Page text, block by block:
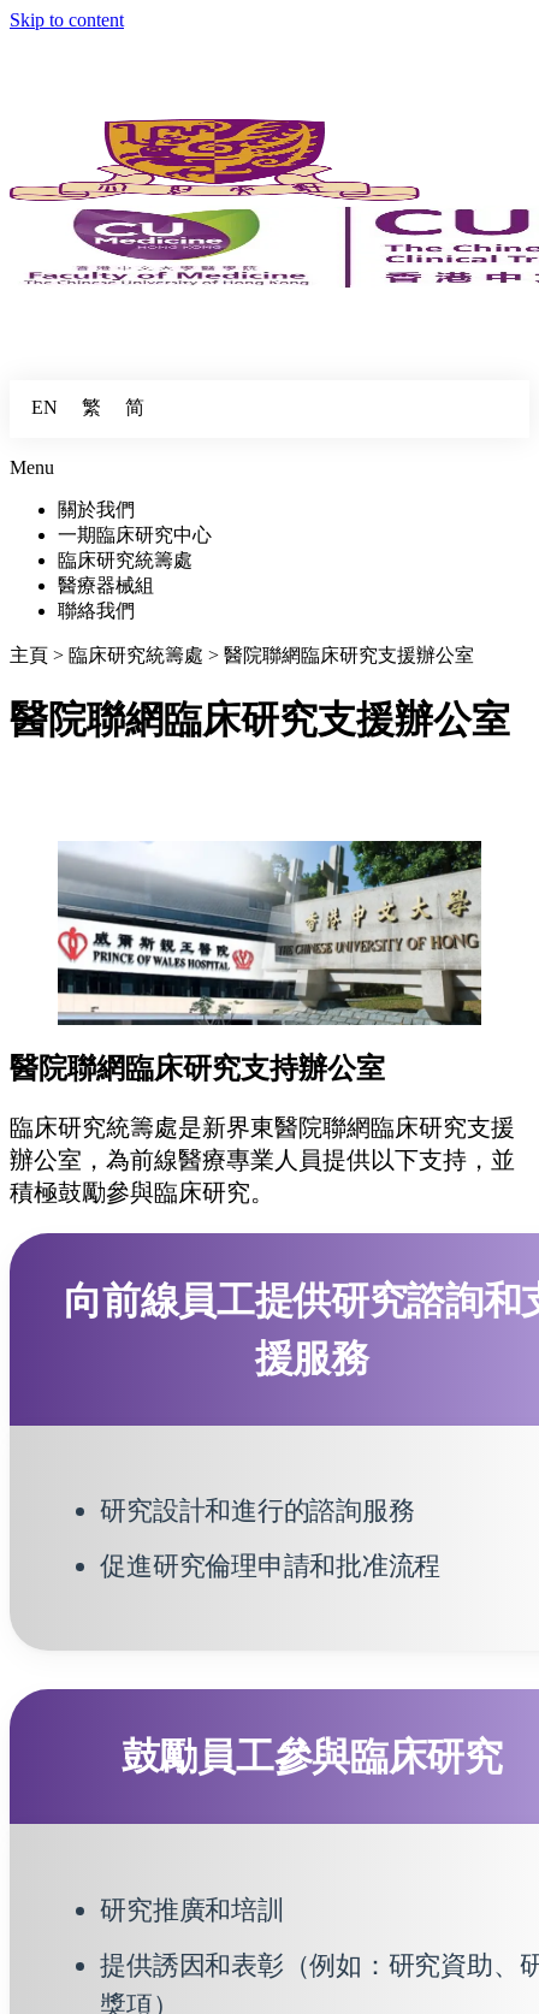
Skip to content
EN 繁 简
Menu
關於我們
一期臨床研究中心
臨床研究統籌處
醫療器械組
聯絡我們
主頁 > 臨床研究統籌處 > 醫院聯網臨床研究支援辦公室
醫院聯網臨床研究支援辦公室
醫院聯網臨床研究支持辦公室
臨床研究統籌處是新界東醫院聯網臨床研究支援
辦公室，為前線醫療專業人員提供以下支持，並
積極鼓勵參與臨床研究。
向前線員工提供研究諮詢和
援服務
研究設計和進行的諮詢服務
促進研究倫理申請和批准流程
鼓勵員工參與臨床研究
研究推廣和培訓
提供誘因和表彰（例如：研究資助、
獎項）